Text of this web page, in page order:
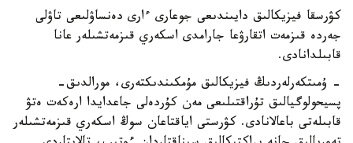
كۋرسقا فيزيكالىق دايىندىعى جوعارى ءارى دەنساۋلىعى تاۋلى
جەردە قىزمەت اتقارۋعا جارامدى اسكەري قىزمەتشىلەر عانا
قابىلدانادى.
- ۇمىتكەرلەردىڭ فيزيكالىق مۇمكىندىكتەرى، مورالدىق-
پسيحولوگيالىق تۇراقتىلىعى مەن كۇردەلى جاعدايدا ارەكەت ەتۋ
قابىلەتى باعالانادى. كۋرستى اياقتاعان سوڭ اسكەري قىزمەتشىلەر